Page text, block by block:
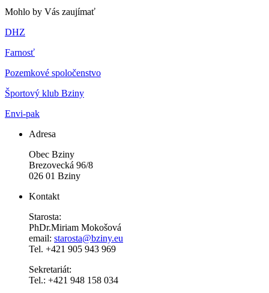
Mohlo by Vás zaujímať
DHZ
Farnosť
Pozemkové spoločenstvo
Športový klub Bziny
Envi-pak
Adresa
Obec Bziny
Brezovecká 96/8
026 01 Bziny
Kontakt
Starosta:
PhDr.Miriam Mokošová
email: starosta@bziny.eu
Tel. +421 905 943 969
Sekretariát:
Tel.: +421 948 158 034